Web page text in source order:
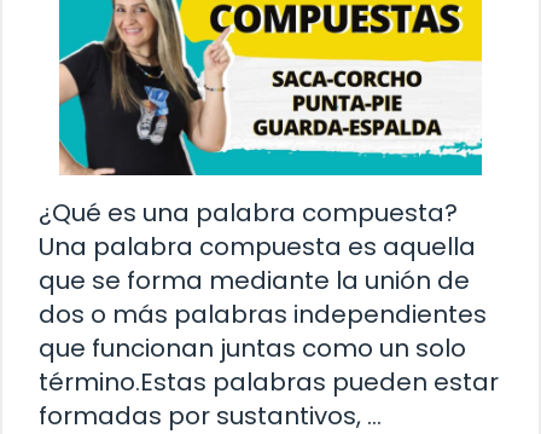
¿Qué es una palabra compuesta?
Una palabra compuesta es aquella
que se forma mediante la unión de
dos o más palabras independientes
que funcionan juntas como un solo
término.Estas palabras pueden estar
formadas por sustantivos, …